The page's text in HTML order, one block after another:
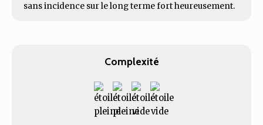
sans incidence sur le long terme fort heureusement.
Complexité